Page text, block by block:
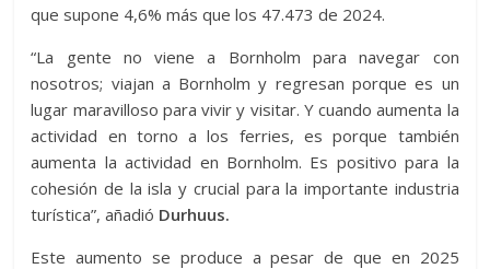
que supone 4,6% más que los 47.473 de 2024.
“La gente no viene a Bornholm para navegar con
nosotros; viajan a Bornholm y regresan porque es un
lugar maravilloso para vivir y visitar. Y cuando aumenta la
actividad en torno a los ferries, es porque también
aumenta la actividad en Bornholm. Es positivo para la
cohesión de la isla y crucial para la importante industria
turística”, añadió Durhuus.
Este aumento se produce a pesar de que en 2025